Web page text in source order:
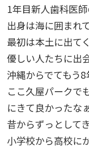
1年目新人歯科医師
出身は海に囲まれ
最初は本土に出て
優しい人たちに出
沖縄からでてもう8
ここ久屋パークで
にきて良かったな
昔からずっとして
小学校から高校に